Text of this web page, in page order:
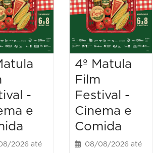
-
e
2026 até
4º Matula
Film
Festival -
Cinema e
Comida
08/08/2026 até